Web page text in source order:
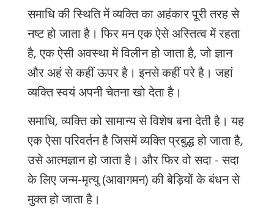
समाधि की स्थिति मेंव्यक्तिकाअहंकार पूरी तरह से
नष्ट हो जाता है। फिरमन एक ऐसे अस्तित्व में रहता
है, एक ऐसी अवस्था में विलीन हो जाता है, जो ज्ञान
और अहं से कहीं ऊपर है। इनसे कहीं परे है। जहां
व्यक्ति स्वयं अपनी चेतना खो देता है।
समाधि, व्यक्ति को सामान्य से विशेष बना देती है। यह
एक ऐसा परिवर्तन है जिसमें व्यक्ति प्रबुद्ध हो जाता है,
उसे आत्मज्ञान हो जाता है। और फिर वो सदा - सदा
के लिए जन्म-मृत्यु (आवागमन) की बेड़ियों के बंधन से
मुक्त हो जाता है।